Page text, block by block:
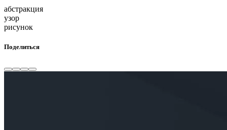
абстракция
узор
рисунок
Поделиться